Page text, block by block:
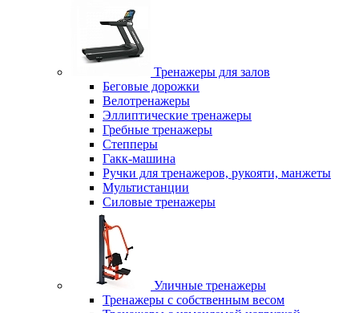
Тренажеры для залов
Беговые дорожки
Велотренажеры
Эллиптические тренажеры
Гребные тренажеры
Степперы
Гакк-машина
Ручки для тренажеров, рукояти, манжеты
Мультистанции
Силовые тренажеры
Уличные тренажеры
Тренажеры с собственным весом